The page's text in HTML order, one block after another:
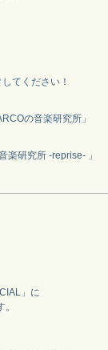
てください！
の音楽研究所」
研究所 -reprise- 」
」に